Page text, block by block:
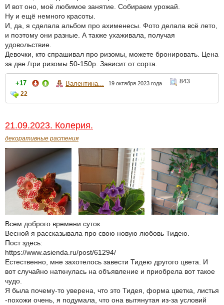
И вот оно, моё любимое занятие. Собираем урожай.
Ну и ещё немного красоты.
И, да, я сделала альбом про ахименесы. Фото делала всё лето,
и поэтому они разные. А также ухаживала, получая
удовольствие.
Девочки, кто спрашивал про ризомы, можете бронировать. Цена
за две /три ризомы 50-150р. Зависит от сорта.
+17 Валентина... 19 октября 2023 года
843
22
21.09.2023. Колерия.
декоративные растения
Всем доброго времени суток.
Весной я рассказывала про свою новую любовь Тидею.
Пост здесь:
https://www.asienda.ru/post/61294/
Естественно, мне захотелось завести Тидею другого цвета. И
вот случайно наткнулась на объявление и приобрела вот такое
чудо.
Я была почему-то уверена, что это Тидея, форма цветка, листья
-похожи очень, я подумала, что она вытянутая из-за условий